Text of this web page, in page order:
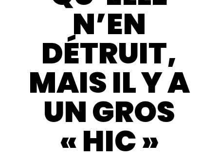
N’EN
DÉTRUIT,
MAIS IL Y A
UN GROS
« HIC »